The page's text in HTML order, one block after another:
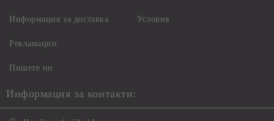
Информация за доставка
Рекламации
Пишете ни
Условия
Информация за контакти: